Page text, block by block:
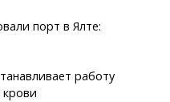
порт в Ялте:
работу
крови